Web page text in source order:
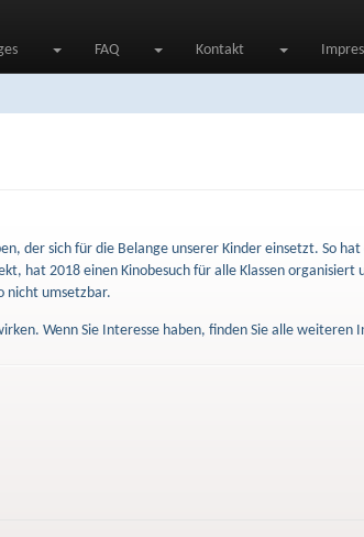
FAQ Kontakt
der sich für die Belange unserer Kinder einsetzt. So
hat 2018 einen Kinobesuch für alle Klassen
nicht umsetzbar.
Wenn Sie Interesse haben, finden Sie alle weiteren